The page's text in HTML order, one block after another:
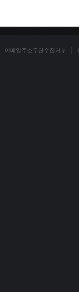
이메일주소무단수집거부